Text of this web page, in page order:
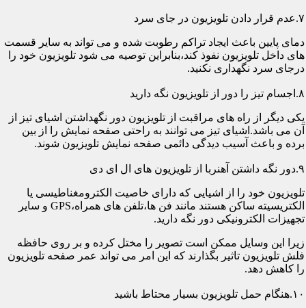
۷.عدم قرار دادن تلویزیون در جای سرد
دمای پایین باعث ایجاد تراکم رطوبت شده و می تواند به سایر قسمت
های داخل تلویزیون نفوذ کند،بنابراین توصیه می شود تلویزیون خود را
درجای سرد نگهداری نکنید.
۸.اجسام تیز را دور از تلویزیون نگه دارید
یکی دیگر از راه های مراقبت از تلویزیون دور نگهداشتن اشیای تیز از
آن می باشد.اشیای تیز می توانند به راحتی صفحه نمایش را از بین
برده و باعث آسیب دیدگی دائمی صفحه نمایش تلویزیون شوند.
۹.دور نگه داشتن آهنربا از تلویزیون های ال ای دی
تلویزیون خود را از اشیایی که دارای خاصیت الکترومغناطیسی یا
الکتریسیته ساکن هستند مانند فن ها،تلفن های همراه،GPS و سایر
تجهیزات الکترونیکی دور نگه دارید.
زیرا این وسایل ممکن است تصویر را مختل کرده و بر روی حافظه
فلش تلویزیون تاثیر بگذارند که این امر می تواند عمر صفحه تلویزیون
را کاهش دهد.
۱۰.هنگام حمل تلویزیون بسیار محتاط باشید